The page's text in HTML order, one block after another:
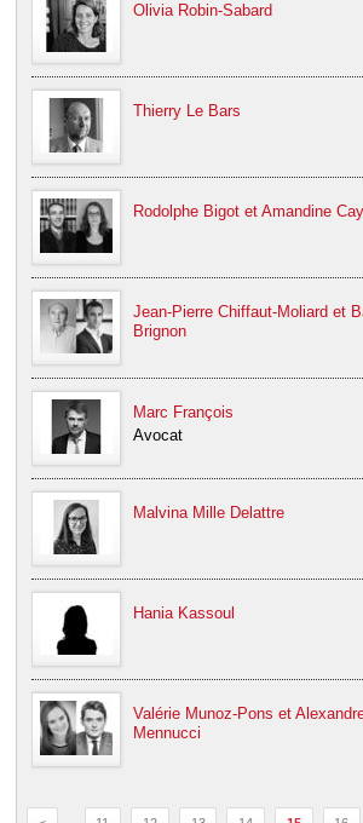
Olivia Robin-Sabard
Thierry Le Bars
Rodolphe Bigot et Amandine
Jean-Pierre Chiffaut-Moliard et
Brignon
Marc François
Avocat
Malvina Mille Delattre
Hania Kassoul
Valérie Munoz-Pons et
Mennucci